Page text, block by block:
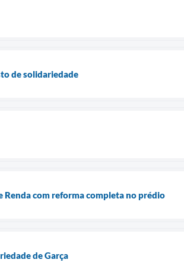
de solidariedade
Renda com reforma completa no prédio
de Garça